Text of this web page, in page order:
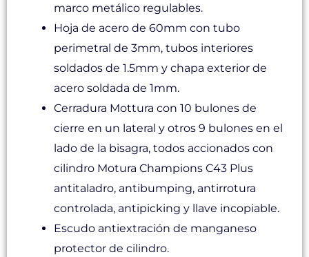
marco metálico regulables.
Hoja de acero de 60mm con tubo
perimetral de 3mm, tubos interiores
soldados de 1.5mm y chapa exterior de
acero soldada de 1mm.
Cerradura Mottura con 10 bulones de
cierre en un lateral y otros 9 bulones en el
lado de la bisagra, todos accionados con
cilindro Motura Champions C43 Plus
antitaladro, antibumping, antirrotura
controlada, antipicking y llave incopiable.
Escudo antiextración de manganeso
protector de cilindro.